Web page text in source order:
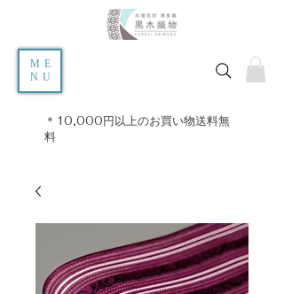
ME
NU
＊10,000円以上のお買い物送料無
料